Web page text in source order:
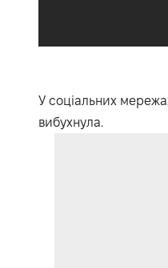
У соціальних
вибухнула.